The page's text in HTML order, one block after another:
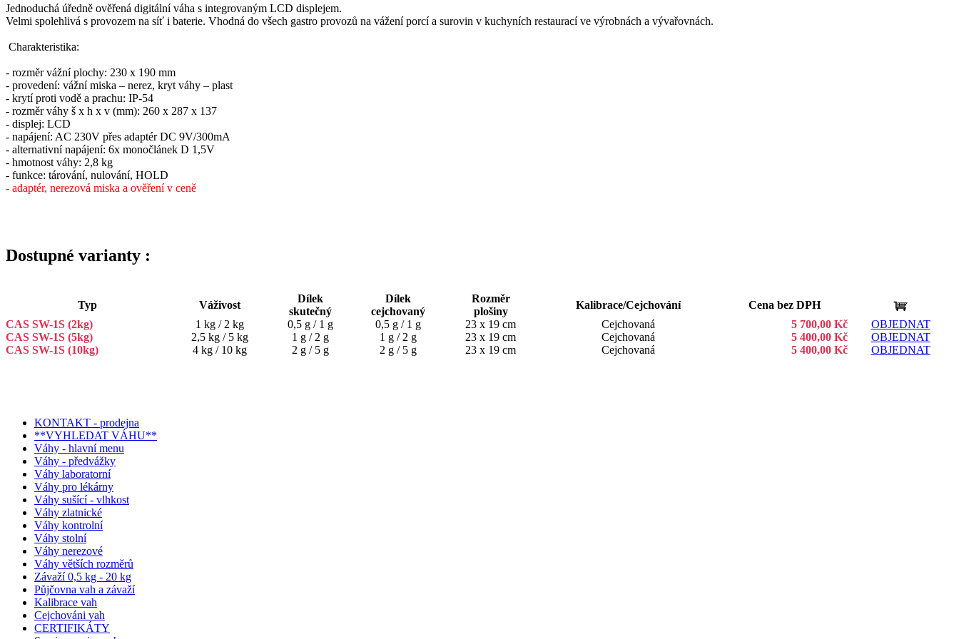
Jednoduchá úředně ověřená digitální váha s integrovaným LCD displejem.
Velmi spolehlivá s provozem na síť i baterie. Vhodná do všech gastro provozů na vážení porcí a surovin v kuchyních restaurací ve výrobnách a vývařovnách.
Charakteristika:
- rozměr vážní plochy: 230 x 190 mm
- provedení: vážní miska – nerez, kryt váhy – plast
- krytí proti vodě a prachu: IP-54
- rozměr váhy š x h x v (mm): 260 x 287 x 137
- displej: LCD
- napájení: AC 230V přes adaptér DC 9V/300mA
- alternativní napájení: 6x monočlánek D 1,5V
- hmotnost váhy: 2,8 kg
- funkce: tárování, nulování, HOLD
- adaptér, nerezová miska a ověření v ceně
Dostupné varianty :
Typ Váživost
Dílek
skutečný
Dílek
cejchovaný
Rozměr
plošiny
Kalibrace/Cejchování
Cena bez DPH
CAS SW-1S (2kg)
1 kg / 2 kg 0,5 g / 1 g 0,5 g / 1 g 23 x 19 cm Cejchovaná 5 700,00 Kč
OBJEDNAT
CAS SW-1S (5kg)
2,5 kg / 5 kg 1 g / 2 g 1 g / 2 g 23 x 19 cm Cejchovaná 5 400,00 Kč
OBJEDNAT
CAS SW-1S (10kg)
4 kg / 10 kg 2 g / 5 g 2 g / 5 g 23 x 19 cm Cejchovaná 5 400,00 Kč OBJEDNAT
KONTAKT - prodejna
**VYHLEDAT VÁHU**
Váhy - hlavní menu
Váhy - předvážky
Váhy laboratorní
Váhy pro lékárny
Váhy sušící - vlhkost
Váhy zlatnické
Váhy kontrolní
Váhy stolní
Váhy nerezové
Váhy větších rozměrů
Závaží 0,5 kg - 20 kg
Půjčovna vah a závaží
Kalibrace vah
Cejchováni vah
CERTIFIKÁTY